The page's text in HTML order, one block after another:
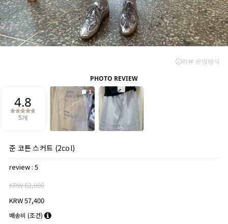
준 코튼 스커트 (2col)
review : 5
KRW 82,000
KRW 57,400
배송비 (조건)